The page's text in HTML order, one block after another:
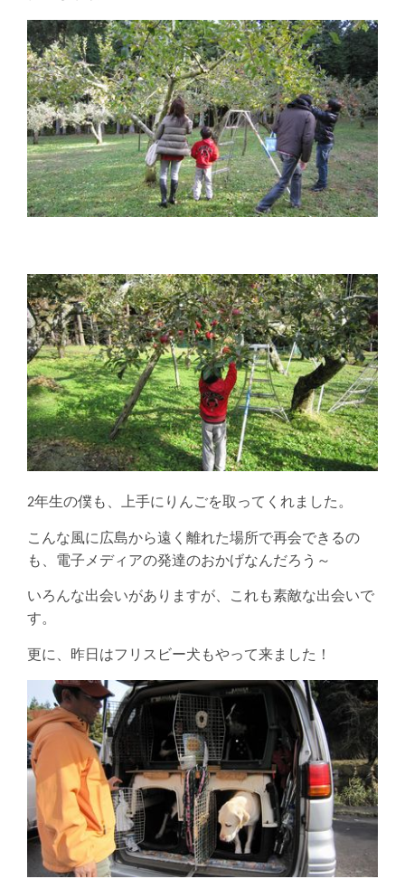
2年生の僕も、上手にりんごを取ってくれました。
こんな風に広島から遠く離れた場所で再会できるの
も、電子メディアの発達のおかげなんだろう～
いろんな出会いがありますが、これも素敵な出会いで
す。
更に、昨日はフリスビー犬もやって来ました！